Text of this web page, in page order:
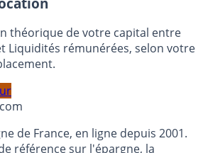
théorique de votre capital entre